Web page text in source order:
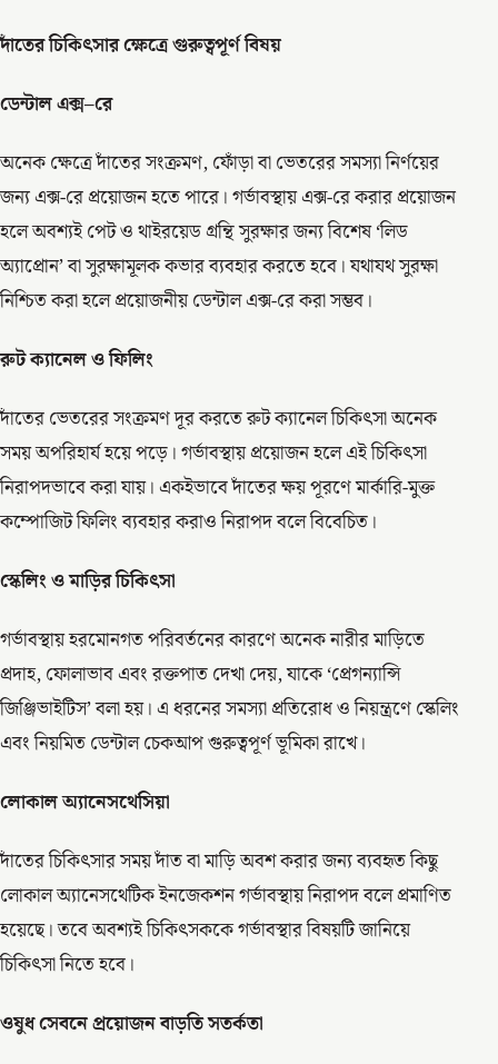
দাঁতেরচিকিৎসারক্ষেত্রেগুরুত্বপূর্ণবিষয়
ডেন্টালএক্স–রে
অনেক ক্ষেত্রে দাঁতের সংক্রমণ, ফোঁড়া বা ভেতরের সমস্যা নির্ণয়ের
জন্য এক্স-রে প্রয়োজন হতে পারে। গর্ভাবস্থায় এক্স-রে করার প্রয়োজন
হলে অবশ্যই পেট ও থাইরয়েড গ্রন্থি সুরক্ষার জন্য বিশেষ ‘লিড
অ্যাপ্রোন’ বা সুরক্ষামূলক কভার ব্যবহার করতে হবে। যথাযথ সুরক্ষা
নিশ্চিত করা হলে প্রয়োজনীয় ডেন্টাল এক্স-রে করা সম্ভব।
রুটক্যানেলওফিলিং
দাঁতের ভেতরের সংক্রমণ দূর করতে রুট ক্যানেল চিকিৎসা অনেক
সময় অপরিহার্য হয়ে পড়ে। গর্ভাবস্থায় প্রয়োজন হলে এই চিকিৎসা
নিরাপদভাবে করা যায়। একইভাবে দাঁতের ক্ষয় পূরণে মার্কারি-মুক্ত
কম্পোজিট ফিলিং ব্যবহার করাও নিরাপদ বলে বিবেচিত।
স্কেলিংওমাড়িরচিকিৎসা
গর্ভাবস্থায় হরমোনগত পরিবর্তনের কারণে অনেক নারীর মাড়িতে
প্রদাহ, ফোলাভাব এবং রক্তপাত দেখা দেয়, যাকে ‘প্রেগন্যান্সি
জিঞ্জিভাইটিস’ বলা হয়। এ ধরনের সমস্যা প্রতিরোধ ও নিয়ন্ত্রণে স্কেলিং
এবং নিয়মিত ডেন্টাল চেকআপ গুরুত্বপূর্ণ ভূমিকা রাখে।
লোকালঅ্যানেসথেসিয়া
দাঁতের চিকিৎসার সময় দাঁত বা মাড়ি অবশ করার জন্য ব্যবহৃত কিছু
লোকাল অ্যানেসথেটিক ইনজেকশন গর্ভাবস্থায় নিরাপদ বলে প্রমাণিত
হয়েছে। তবে অবশ্যই চিকিৎসককে গর্ভাবস্থার বিষয়টি জানিয়ে
চিকিৎসা নিতে হবে।
ওষুধসেবনেপ্রয়োজনবাড়তিসতর্কতা